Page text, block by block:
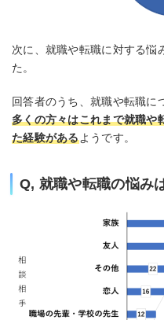
次に、就職や転職に対する悩
た。
回答者のうち、就職や転職に
多くの方々はこれまで就職や
た経験があるようです。
Q, 就職や転職の悩み